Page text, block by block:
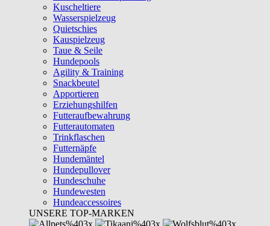
Kuscheltiere
Wasserspielzeug
Quietschies
Kauspielzeug
Taue & Seile
Hundepools
Agility & Training
Snackbeutel
Apportieren
Erziehungshilfen
Futteraufbewahrung
Futterautomaten
Trinkflaschen
Futternäpfe
Hundemäntel
Hundepullover
Hundeschuhe
Hundewesten
Hundeaccessoires
UNSERE TOP-MARKEN